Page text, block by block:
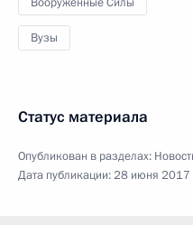
Вузы
Статус материала
Опубликован в разделах:
Дата публикации:28 июня 2017